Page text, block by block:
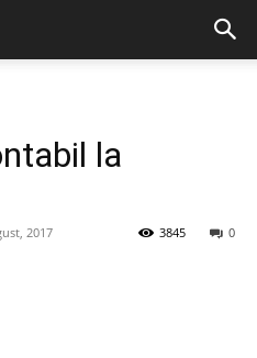
la
2017 0
3845